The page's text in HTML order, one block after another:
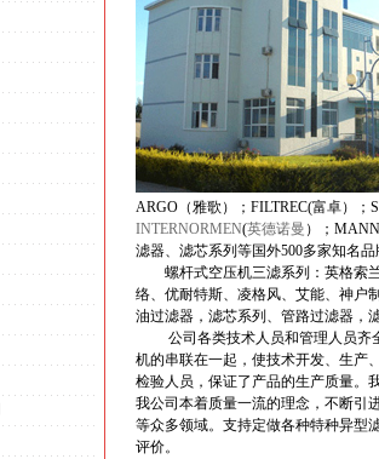
ARGO（雅歌）； FILTREC(富卓）；
INTERNORMEN(英德诺曼 ）； MANN
滤器、滤芯系列等国外500多家知名品
螺杆式空压机三滤系列：英格索兰
络、优耐特斯、凌格风、艾能、神户
油过滤器，滤芯系列、管路过滤器，
公司各类技术人员和管理人员齐
机的串联在一起，使技术开发、生产
检验人员，保证了产品的生产质量。
我公司本着质量一流的理念，不断引
等众多领域。支持定做各种特种异型
评价。